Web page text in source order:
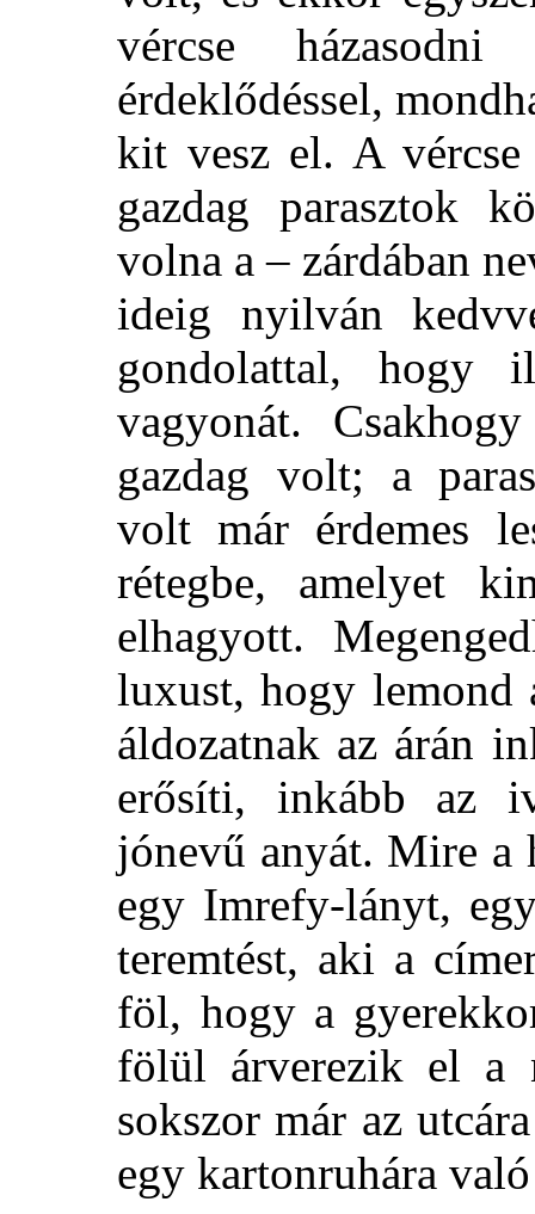
vércse
érdeklődéssel,
kit vesz el. A
gazdag parasztok
volna a – zárdában
ideig nyilván
gondolattal, hogy
vagyonát.
gazdag volt; a
volt már érdemes
rétegbe, amelyet
elhagyott.
luxust, hogy lemond
áldozatnak az árán
erősíti, inkább az
jónevű anyát. Mire a
egy Imrefy-lányt,
teremtést, aki a
föl, hogy a
fölül árverezik el a
sokszor már az
egy kartonruhára